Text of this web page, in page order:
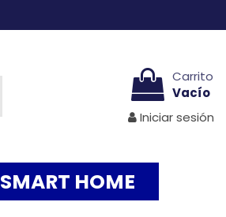
Carrito
Vacío
Iniciar sesión
SMART HOME